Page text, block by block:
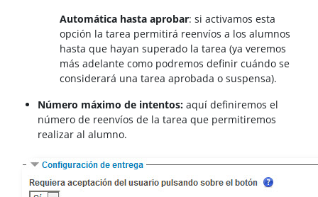
Automática hasta aprobar: si activamos esta
opción la tarea permitirá reenvíos a los alumnos
hasta que hayan superado la tarea (ya veremos
más adelante como podremos definir cuándo se
considerará una tarea aprobada o suspensa).
Número máximo de intentos:aquí definiremos el
número de reenvíos de la tarea que permitiremos
realizar al alumno.